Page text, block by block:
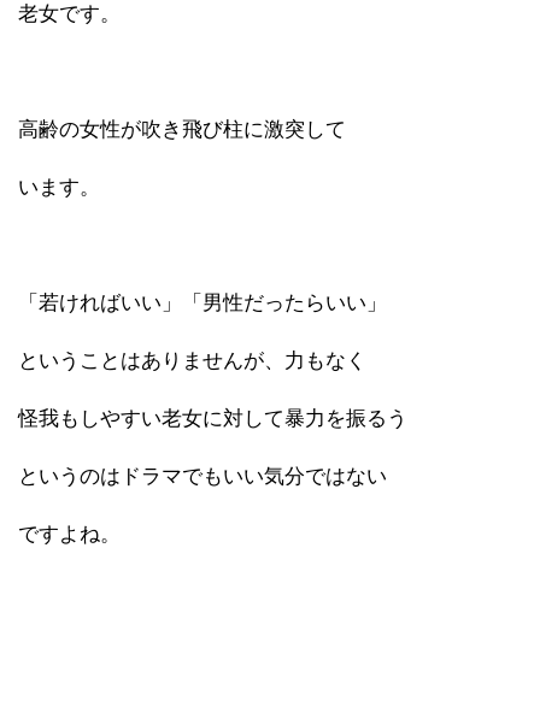
老女です。
高齢の女性が吹き飛び柱に激突して
います。
「若ければいい」「男性だったらいい」
ということはありませんが、力もなく
怪我もしやすい老女に対して暴力を振るう
というのはドラマでもいい気分ではない
ですよね。